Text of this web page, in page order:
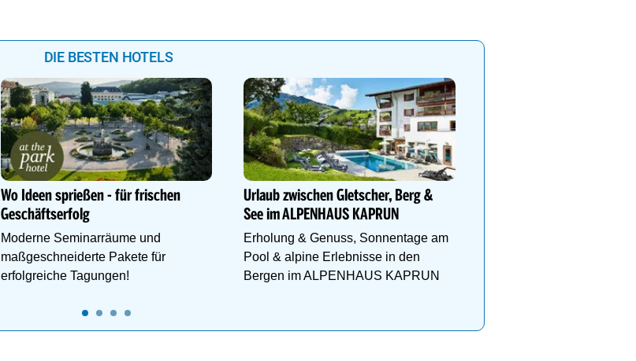
DIE BESTEN HOTELS
Wo Ideen sprießen - für frischen
Geschäftserfolg
Moderne Seminarräume und
maßgeschneiderte Pakete für
erfolgreiche Tagungen!
Urlaub zwischen Gletscher, Berg &
See im ALPENHAUS KAPRUN
Erholung & Genuss, Sonnentage am
Pool & alpine Erlebnisse in den
Bergen im ALPENHAUS KAPRUN